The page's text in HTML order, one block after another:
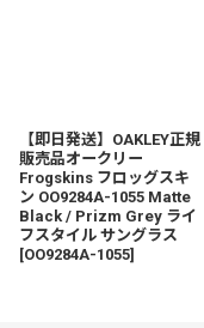
【即日発送】OAKLEY正規
販売品オークリー
Frogskins フロッグスキ
ン OO9284A-1055 Matte
Black / Prizm Grey ライ
フスタイル サングラス
[OO9284A-1055]